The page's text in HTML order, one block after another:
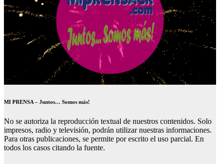
MI PRENSA – Juntos… Somos más!
No se autoriza la reproducción textual de nuestros contenidos. Solo
impresos, radio y televisión, podrán utilizar nuestras informaciones.
Para otras publicaciones, se permite por escrito el uso parcial. En
todos los casos citando la fuente.